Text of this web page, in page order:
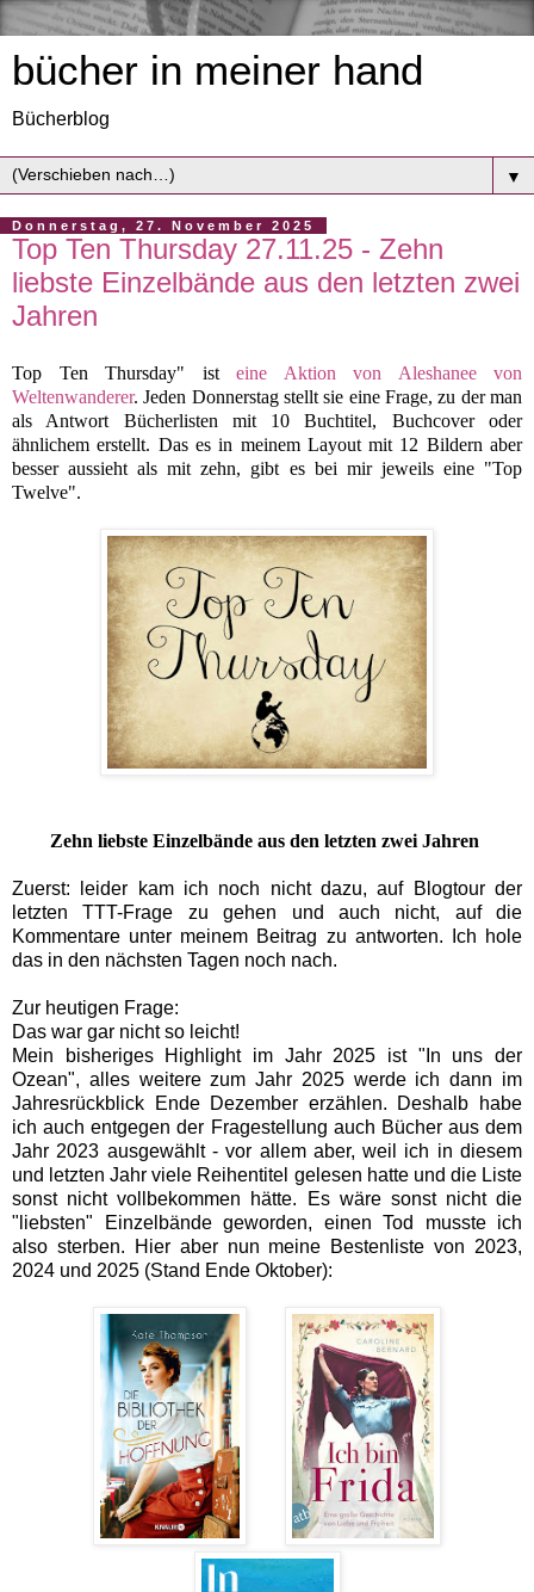
bücher in meiner hand
Bücherblog
▼
Donnerstag, 27. November 2025
Top Ten Thursday 27.11.25 - Zehn
liebste Einzelbände aus den letzten zwei
Jahren
Top Ten Thursday" ist eine Aktion von Aleshanee von
Weltenwanderer. Jeden Donnerstag stellt sie eine Frage, zu der man
als Antwort Bücherlisten mit 10 Buchtitel, Buchcover oder
ähnlichem erstellt. Das es in meinem Layout mit 12 Bildern aber
besser aussieht als mit zehn, gibt es bei mir jeweils eine "Top
Twelve".
Zehn liebste Einzelbände aus den letzten zwei Jahren
Zuerst: leider kam ich noch nicht dazu, auf Blogtour der
letzten TTT-Frage zu gehen und auch nicht, auf die
Kommentare unter meinem Beitrag zu antworten. Ich hole
das in den nächsten Tagen noch nach.
Zur heutigen Frage:
Das war gar nicht so leicht!
Mein bisheriges Highlight im Jahr 2025 ist "In uns der
Ozean", alles weitere zum Jahr 2025 werde ich dann im
Jahresrückblick Ende Dezember erzählen. Deshalb habe
ich auch entgegen der Fragestellung auch Bücher aus dem
Jahr 2023 ausgewählt - vor allem aber, weil ich in diesem
und letzten Jahr viele Reihentitel gelesen hatte und die Liste
sonst nicht vollbekommen hätte. Es wäre sonst nicht die
"liebsten" Einzelbände geworden, einen Tod musste ich
also sterben. Hier aber nun meine Bestenliste von 2023,
2024 und 2025 (Stand Ende Oktober):